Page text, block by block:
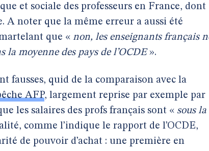
et sociale des professeurs en France, dont
noter que la même erreur a aussi été
que « non, les enseignants français
la moyenne des pays de l’OCDE».
fausses, quid de la comparaison avec la
AFP, largement reprise par exemple par
les salaires des profs français sont « sous la
comme l’indique le rapport de l’OCDE,
de pouvoir d’achat : une première en